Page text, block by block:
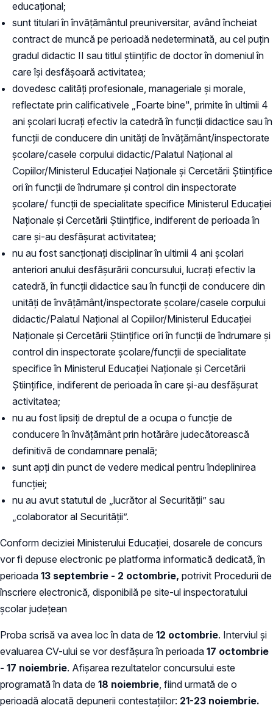
educaţional;
sunt titulari în învățământul preuniversitar, având încheiat
contract de muncă pe perioadă nedeterminată, au cel puțin
gradul didactic II sau titlul științific de doctor în domeniul în
care își desfășoară activitatea;
dovedesc calități profesionale, manageriale și morale,
reflectate prin calificativele „Foarte bine", primite în ultimii 4
ani școlari lucrați efectiv la catedră în funcții didactice sau în
funcții de conducere din unități de învățământ/inspectorate
școlare/casele corpului didactic/Palatul Național al
Copiilor/Ministerul Educației Naționale și Cercetării Științifice
ori în funcții de îndrumare și control din inspectorate
școlare/ funcții de specialitate specifice Ministerul Educației
Naționale și Cercetării Științifice, indiferent de perioada în
care și-au desfășurat activitatea;
nu au fost sancționaţi disciplinar în ultimii 4 ani școlari
anteriori anului desfășurării concursului, lucrați efectiv la
catedră, în funcții didactice sau în funcții de conducere din
unități de învățământ/inspectorate școlare/casele corpului
didactic/Palatul Național al Copiilor/Ministerul Educației
Naționale și Cercetării Științifice ori în funcții de îndrumare și
control din inspectorate școlare/funcții de specialitate
specifice în Ministerul Educației Naționale și Cercetării
Științifice, indiferent de perioada în care și-au desfășurat
activitatea;
nu au fost lipsiţi de dreptul de a ocupa o funcție de
conducere în învățământ prin hotărâre judecătorească
definitivă de condamnare penală;
sunt apţi din punct de vedere medical pentru îndeplinirea
funcției;
nu au avut statutul de „lucrător al Securității” sau
„colaborator al Securității”.
Conform deciziei Ministerului Educaţiei, dosarele de concurs
vor fi depuse electronic pe platforma informatică dedicată, în
perioada 13 septembrie - 2 octombrie, potrivit Procedurii de
înscriere electronică, disponibilă pe site-ul inspectoratului
școlar județean
Proba scrisă va avea loc în data de 12 octombrie. Interviul și
evaluarea CV-ului se vor desfășura în perioada 17 octombrie
- 17 noiembrie. Afişarea rezultatelor concursului este
programată în data de 18 noiembrie , fiind urmată de o
perioadă alocată depunerii contestaţiilor: 21-23 noiembrie.